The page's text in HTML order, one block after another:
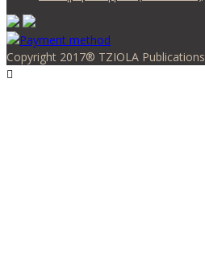
Copyright 2017® TZIOLA Publications